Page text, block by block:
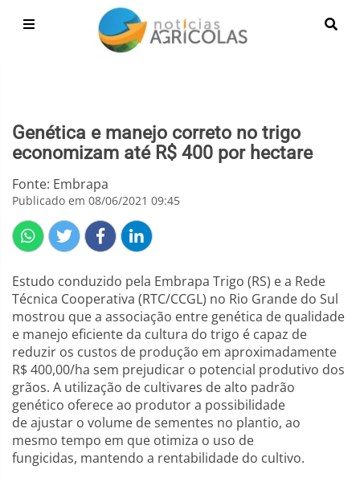
Genética e manejo correto no trigo
economizam até R$ 400 por hectare
Fonte: Embrapa
Publicado em 08/06/2021 09:45
Estudo conduzido pela Embrapa Trigo (RS) e a Rede
Técnica Cooperativa (RTC/CCGL) no Rio Grande do Sul
mostrou que a associação entre genética de qualidade
e manejo eficiente da cultura do trigo é capaz de
reduzir os custos de produção em aproximadamente
R$ 400,00/ha sem prejudicar o potencial produtivo dos
grãos. A utilização de cultivares de alto padrão
genético oferece ao produtor a possibilidade
de ajustar o volume de sementes no plantio, ao
mesmo tempo em que otimiza o uso de
fungicidas, mantendo a rentabilidade do cultivo.